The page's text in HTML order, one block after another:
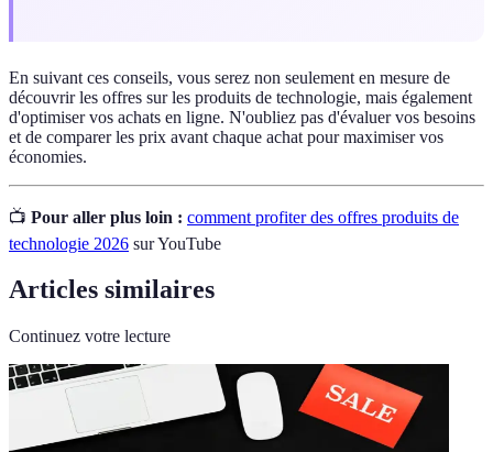
En suivant ces conseils, vous serez non seulement en mesure de
découvrir les offres sur les produits de technologie, mais également
d'optimiser vos achats en ligne. N'oubliez pas d'évaluer vos besoins
et de comparer les prix avant chaque achat pour maximiser vos
économies.
📺 Pour aller plus loin : comment profiter des offres produits de
technologie 2026 sur YouTube
Articles similaires
Continuez votre lecture